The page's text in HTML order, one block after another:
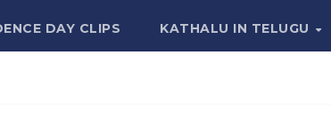
DAY CLIPS KATHALU IN TELUGU